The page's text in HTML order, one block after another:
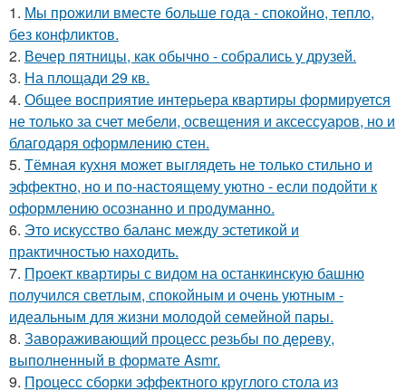
1. Мы прожили вместе больше года - спокойно, тепло,
без конфликтов.
2. Вечер пятницы, как обычно - собрались у друзей.
3. На площади 29 кв.
4. Общее восприятие интерьера квартиры формируется
не только за счет мебели, освещения и аксессуаров, но и
благодаря оформлению стен.
5. Тёмная кухня может выглядеть не только стильно и
эффектно, но и по-настоящему уютно - если подойти к
оформлению осознанно и продуманно.
6. Это искусство баланс между эстетикой и
практичностью находить.
7. Проект квартиры с видом на останкинскую башню
получился светлым, спокойным и очень уютным -
идеальным для жизни молодой семейной пары.
8. Завораживающий процесс резьбы по дереву,
выполненный в формате Asmr.
9. Процесс сборки эффектного круглого стола из